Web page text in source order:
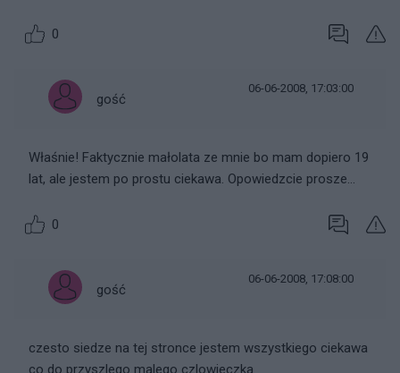
0
gość
06-06-2008, 17:03:00
Właśnie! Faktycznie małolata ze mnie bo mam dopiero 19
lat, ale jestem po prostu ciekawa. Opowiedzcie prosze...
0
gość
06-06-2008, 17:08:00
czesto siedze na tej stronce jestem wszystkiego ciekawa
co do przyszlego malego czlowieczka